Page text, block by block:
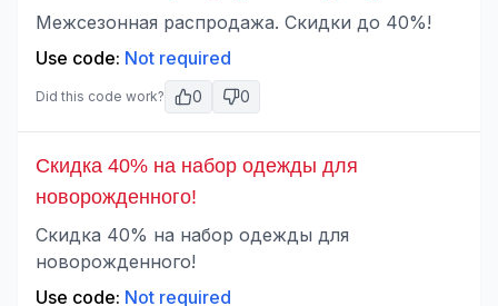
Межсезонная распродажа. Скидки до 40%!
Use code: Not required
Did this code work? 0 0
Скидка 40% на набор одежды для
новорожденного!
Скидка 40% на набор одежды для
новорожденного!
Use code: Not required